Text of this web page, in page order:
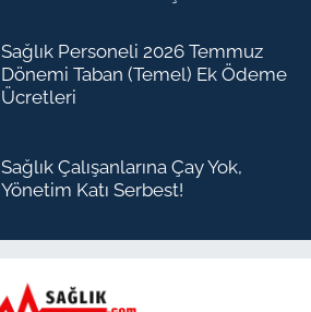
Sağlık Personeli 2026 Temmuz
Dönemi Taban (Temel) Ek Ödeme
Ücretleri
Sağlık Çalışanlarına Çay Yok,
Yönetim Katı Serbest!